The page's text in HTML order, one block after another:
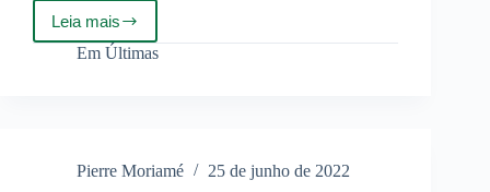
Leia mais
A
Alternativa
Amizade
Em Últimas
Pierre Moriamé 25 de junho de 2022